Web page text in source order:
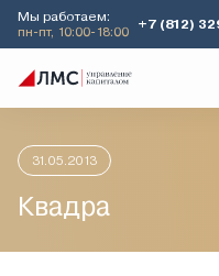
Мы работаем:
пн-пт, 10:00-18:00
+7 (812)
Главная Аналитика
31.05.2013
Квадра